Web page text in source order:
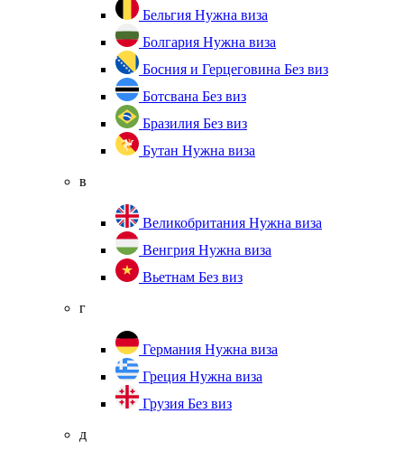
Бельгия Нужна виза
Болгария Нужна виза
Босния и Герцеговина Без виз
Ботсвана Без виз
Бразилия Без виз
Бутан Нужна виза
в
Великобритания Нужна виза
Венгрия Нужна виза
Вьетнам Без виз
г
Германия Нужна виза
Греция Нужна виза
Грузия Без виз
д